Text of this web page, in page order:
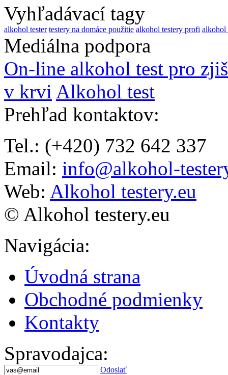
Vyhľadávací tagy
alkohol tester testery na domáce použitie alkohol testery profi alkohol
Mediálna podpora
On-line alkohol test pro
v krvi Alkohol test
Prehľad kontaktov:
Tel.: (+420) 732 642 337
Email: info@alkohol-
Web: Alkohol testery.eu
© Alkohol testery.eu
Navigácia:
Úvodná strana
Obchodné podmienky
Kontakty
Spravodajca:
Odoslať